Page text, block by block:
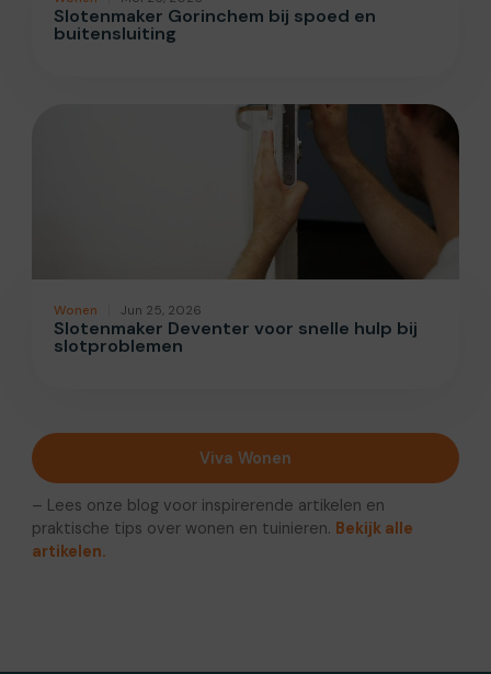
Slotenmaker Gorinchem bij spoed en
buitensluiting
Wonen Jun 25, 2026
Slotenmaker Deventer voor snelle hulp bij
slotproblemen
Viva Wonen
– Lees onze blog voor inspirerende artikelen en
praktische tips over wonen en tuinieren. Bekijk alle
artikelen.